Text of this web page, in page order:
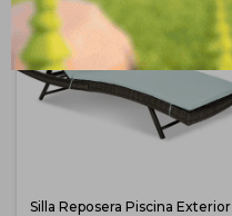
Silla Reposera Piscina Exterior